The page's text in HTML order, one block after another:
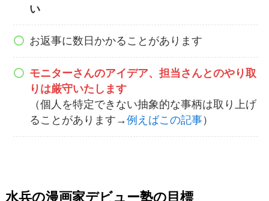
い
お返事に数日かかることがあります
モニターさんのアイデア、担当さんとのやり取
りは厳守いたします
（個人を特定できない抽象的な事柄は取り上げ
ることがあります→例えばこの記事）
水兵の漫画家デビュー塾の目標